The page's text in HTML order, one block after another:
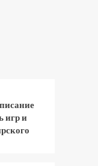
игр и